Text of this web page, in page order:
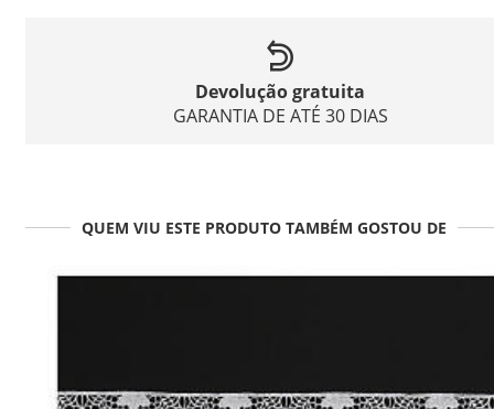
Devolução gratuita
GARANTIA DE ATÉ 30 DIAS
QUEM VIU ESTE PRODUTO TAMBÉM GOSTOU DE